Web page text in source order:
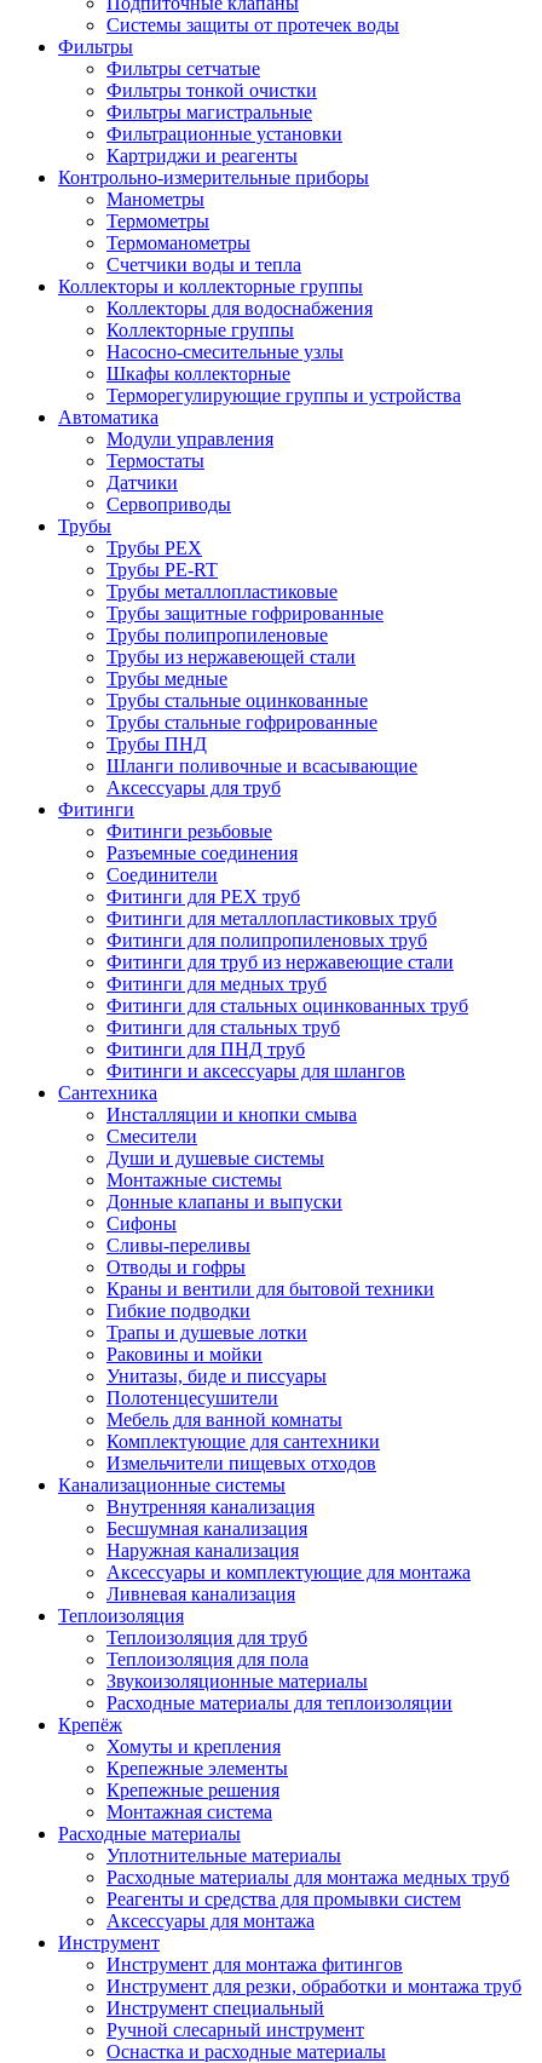
Системы защиты от протечек воды
Фильтры
Фильтры сетчатые
Фильтры тонкой очистки
Фильтры магистральные
Фильтрационные установки
Картриджи и реагенты
Контрольно-измерительные приборы
Манометры
Термометры
Термоманометры
Счетчики воды и тепла
Коллекторы и коллекторные группы
Коллекторы для водоснабжения
Коллекторные группы
Насосно-смесительные узлы
Шкафы коллекторные
Терморегулирующие группы и устройства
Автоматика
Модули управления
Термостаты
Датчики
Сервоприводы
Трубы
Трубы PEX
Трубы PE-RT
Трубы металлопластиковые
Трубы защитные гофрированные
Трубы полипропиленовые
Трубы из нержавеющей стали
Трубы медные
Трубы стальные оцинкованные
Трубы стальные гофрированные
Трубы ПНД
Шланги поливочные и всасывающие
Аксессуары для труб
Фитинги
Фитинги резьбовые
Разъемные соединения
Соединители
Фитинги для PEX труб
Фитинги для металлопластиковых труб
Фитинги для полипропиленовых труб
Фитинги для труб из нержавеющие стали
Фитинги для медных труб
Фитинги для стальных оцинкованных труб
Фитинги для стальных труб
Фитинги для ПНД труб
Фитинги и аксессуары для шлангов
Сантехника
Инсталляции и кнопки смыва
Смесители
Души и душевые системы
Монтажные системы
Донные клапаны и выпуски
Сифоны
Сливы-переливы
Отводы и гофры
Краны и вентили для бытовой техники
Гибкие подводки
Трапы и душевые лотки
Раковины и мойки
Унитазы, биде и писсуары
Полотенцесушители
Мебель для ванной комнаты
Комплектующие для сантехники
Измельчители пищевых отходов
Канализационные системы
Внутренняя канализация
Бесшумная канализация
Наружная канализация
Аксессуары и комплектующие для монтажа
Ливневая канализация
Теплоизоляция
Теплоизоляция для труб
Теплоизоляция для пола
Звукоизоляционные материалы
Расходные материалы для теплоизоляции
Крепёж
Хомуты и крепления
Крепежные элементы
Крепежные решения
Монтажная система
Расходные материалы
Уплотнительные материалы
Расходные материалы для монтажа медных труб
Реагенты и средства для промывки систем
Аксессуары для монтажа
Инструмент
Инструмент для монтажа фитингов
Инструмент для резки, обработки и монтажа труб
Инструмент специальный
Ручной слесарный инструмент
Оснастка и расходные материалы